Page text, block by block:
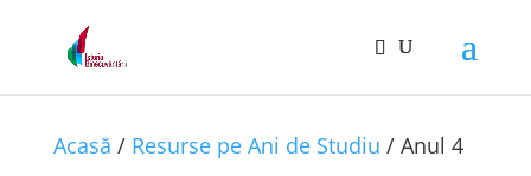
Acasă / Resurse pe Ani de Studiu / Anul 4